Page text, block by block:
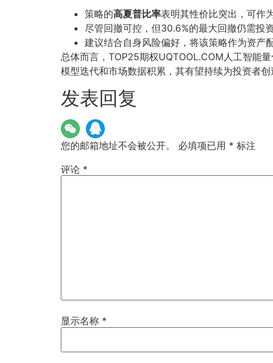
策略的高夏普比率表明其性价比突出，可作
尽管回撤可控，但30.6%的最大回撤仍需投
建议结合自身风险偏好，将该策略作为资产
总体而言，TOP25期权UQTOOL.COM人工智能
模型迭代和市场数据积累，其有望持续为投资者创
发表回复
您的邮箱地址不会被公开。 必填项已用 * 标注
评论 *
显示名称 *